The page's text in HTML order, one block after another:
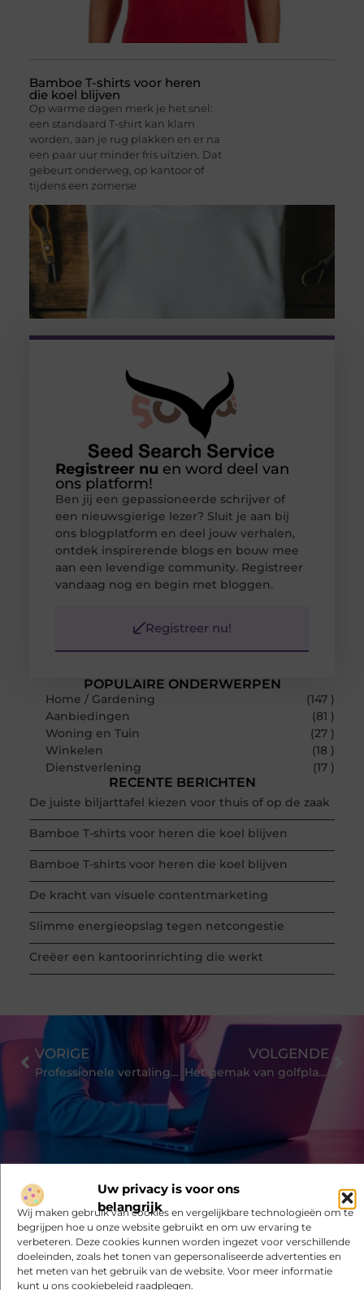
Uw privacy is voor ons
belangrijk
Wij maken gebruik van cookies en vergelijkbare technologieën om te
begrijpen hoe u onze website gebruikt en om uw ervaring te
verbeteren. Deze cookies kunnen worden ingezet voor verschillende
doeleinden, zoals het tonen van gepersonaliseerde advertenties en
het meten van het gebruik van de website. Voor meer informatie
kunt u ons cookiebeleid raadplegen.
Bamboe T-shirts voor heren
die koel blijven
Op warme dagen merk je het snel:
een standaard T-shirt kan klam
worden, aan je rug plakken en er na
een paar uur minder fris uitzien. Dat
gebeurt onderweg, op kantoor of
tijdens een zomerse
POPULAIRE ONDERWERPEN
Home / Gardening
(147 )
Aanbiedingen
(81 )
Woning en Tuin
(27 )
Winkelen
(18 )
Dienstverlening
(17 )
RECENTE BERICHTEN
De juiste biljarttafel kiezen voor thuis of op de zaak
Bamboe T-shirts voor heren die koel blijven
Bamboe T-shirts voor heren die koel blijven
De kracht van visuele contentmarketing
Slimme energieopslag tegen netcongestie
Creëer een kantoorinrichting die werkt
Registreer nu en word deel van
ons platform!
Ben jij een gepassioneerde schrijver of
een nieuwsgierige lezer? Sluit je aan bij
ons blogplatform en deel jouw verhalen,
ontdek inspirerende blogs en bouw mee
aan een levendige community. Registreer
vandaag nog en begin met bloggen.
Registreer nu!
Bekijk meer informatie over
Seedsearchservice.nl
Ivonnedekoning.nl is dé plek voor algemene blogs over
VORIGE
Professionele vertalingen van uw documenten door beëdigde vertaling
VOLGENDE
Het gemak van golfplaten